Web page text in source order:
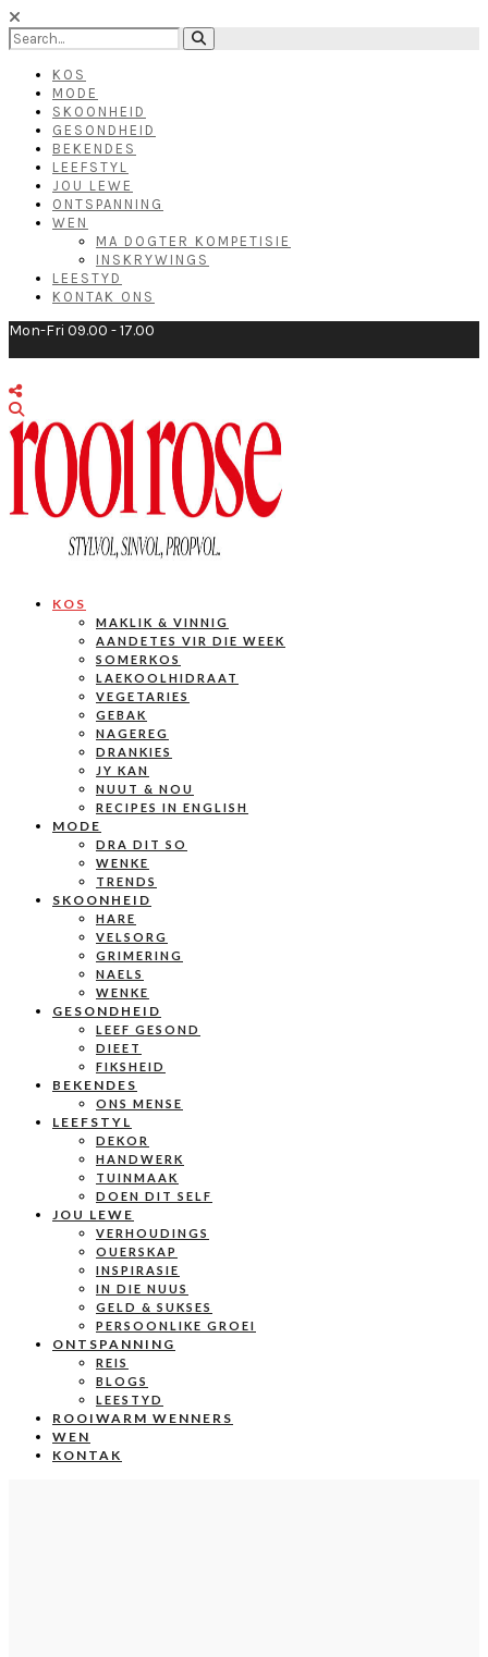
KOS
MODE
SKOONHEID
GESONDHEID
BEKENDES
LEEFSTYL
JOU LEWE
ONTSPANNING
WEN
MA DOGTER KOMPETISIE
INSKRYWINGS
LEESTYD
KONTAK ONS
Mon-Fri 09.00 - 17.00
KOS
MAKLIK & VINNIG
AANDETES VIR DIE WEEK
SOMERKOS
LAEKOOLHIDRAAT
VEGETARIES
GEBAK
NAGEREG
DRANKIES
JY KAN
NUUT & NOU
RECIPES IN ENGLISH
MODE
DRA DIT SO
WENKE
TRENDS
SKOONHEID
HARE
VELSORG
GRIMERING
NAELS
WENKE
GESONDHEID
LEEF GESOND
DIEET
FIKSHEID
BEKENDES
ONS MENSE
LEEFSTYL
DEKOR
HANDWERK
TUINMAAK
DOEN DIT SELF
JOU LEWE
VERHOUDINGS
OUERSKAP
INSPIRASIE
IN DIE NUUS
GELD & SUKSES
PERSOONLIKE GROEI
ONTSPANNING
REIS
BLOGS
LEESTYD
ROOIWARM WENNERS
WEN
KONTAK